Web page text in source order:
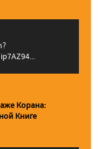
Корана:
Книге